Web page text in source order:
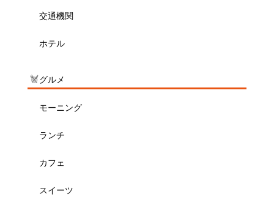
交通機関
ホテル
グルメ
モーニング
ランチ
カフェ
スイーツ